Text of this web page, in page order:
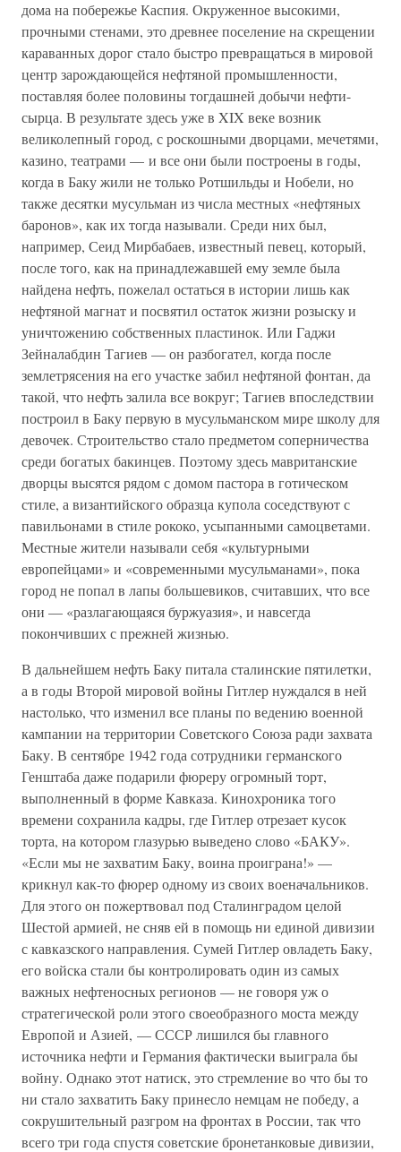
дома на побережье Каспия. Окруженное высокими,
прочными стенами, это древнее поселение на скрещении
караванных дорог стало быстро превращаться в мировой
центр зарождающейся нефтяной промышленности,
поставляя более половины тогдашней добычи нефти-
сырца. В результате здесь уже в XIX веке возник
великолепный город, с роскошными дворцами, мечетями,
казино, театрами — и все они были построены в годы,
когда в Баку жили не только Ротшильды и Нобели, но
также десятки мусульман из числа местных «нефтяных
баронов», как их тогда называли. Среди них был,
например, Сеид Мирбабаев, известный певец, который,
после того, как на принадлежавшей ему земле была
найдена нефть, пожелал остаться в истории лишь как
нефтяной магнат и посвятил остаток жизни розыску и
уничтожению собственных пластинок. Или Гаджи
Зейналабдин Тагиев — он разбогател, когда после
землетрясения на его участке забил нефтяной фонтан, да
такой, что нефть залила все вокруг; Тагиев впоследствии
построил в Баку первую в мусульманском мире школу для
девочек. Строительство стало предметом соперничества
среди богатых бакинцев. Поэтому здесь мавританские
дворцы высятся рядом с домом пастора в готическом
стиле, а византийского образца купола соседствуют с
павильонами в стиле рококо, усыпанными самоцветами.
Местные жители называли себя «культурными
европейцами» и «современными мусульманами», пока
город не попал в лапы большевиков, считавших, что все
они — «разлагающаяся буржуазия», и навсегда
покончивших с прежней жизнью.
В дальнейшем нефть Баку питала сталинские пятилетки,
а в годы Второй мировой войны Гитлер нуждался в ней
настолько, что изменил все планы по ведению военной
кампании на территории Советского Союза ради захвата
Баку. В сентябре 1942 года сотрудники германского
Генштаба даже подарили фюреру огромный торт,
выполненный в форме Кавказа. Кинохроника того
времени сохранила кадры, где Гитлер отрезает кусок
торта, на котором глазурью выведено слово «БАКУ».
«Если мы не захватим Баку, воина проиграна!» —
крикнул как-то фюрер одному из своих военачальников.
Для этого он пожертвовал под Сталинградом целой
Шестой армией, не сняв ей в помощь ни единой дивизии
с кавказского направления. Сумей Гитлер овладеть Баку,
его войска стали бы контролировать один из самых
важных нефтеносных регионов — не говоря уж о
стратегической роли этого своеобразного моста между
Европой и Азией, — СССР лишился бы главного
источника нефти и Германия фактически выиграла бы
войну. Однако этот натиск, это стремление во что бы то
ни стало захватить Баку принесло немцам не победу, а
сокрушительный разгром на фронтах в России, так что
всего три года спустя советские бронетанковые дивизии,